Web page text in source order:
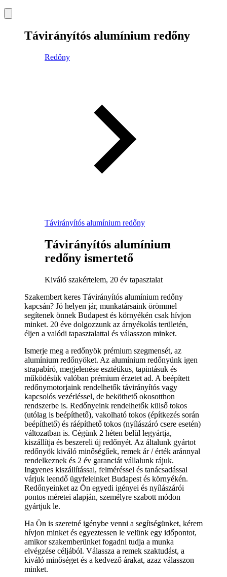
Távirányítós alumínium redőny
Redőny
Távirányítós alumínium redőny
Távirányítós alumínium
redőny ismertető
Kiváló szakértelem, 20 év tapasztalat
Szakembert keres Távirányítós alumínium redőny
kapcsán? Jó helyen jár, munkatársaink örömmel
segítenek önnek Budapest és környékén csak hívjon
minket. 20 éve dolgozzunk az árnyékolás területén,
éljen a valódi tapasztalattal és válasszon minket.
Ismerje meg a redőnyök prémium szegmensét, az
alumínium redőnyöket. Az alumínium redőnyünk igen
strapabíró, megjelenése esztétikus, tapintásuk és
működésük valóban prémium érzetet ad. A beépített
redőnymotorjaink rendelhetők távirányítós vagy
kapcsolós vezérléssel, de beköthető okosotthon
rendszerbe is. Redőnyeink rendelhetők külső tokos
(utólag is beépíthető), vakolható tokos (építkezés során
beépíthető) és ráépíthető tokos (nyílászáró csere esetén)
változatban is. Cégünk 2 héten belül legyártja,
kiszállítja és beszereli új redőnyét. Az általunk gyártot
redőnyök kiváló minőségűek, remek ár / érték aránnyal
rendelkeznek és 2 év garanciát vállalunk rájuk.
Ingyenes kiszállítással, felméréssel és tanácsadással
várjuk leendő ügyfeleinket Budapest és környékén.
Redőnyeinket az Ön egyedi igényei és nyílászárói
pontos méretei alapján, személyre szabott módon
gyártjuk le.
Ha Ön is szeretné igénybe venni a segítségünket, kérem
hívjon minket és egyeztessen le velünk egy időpontot,
amikor szakemberünket fogadni tudja a munka
elvégzése céljából. Válassza a remek szaktudást, a
kiváló minőséget és a kedvező árakat, azaz válasszon
minket.